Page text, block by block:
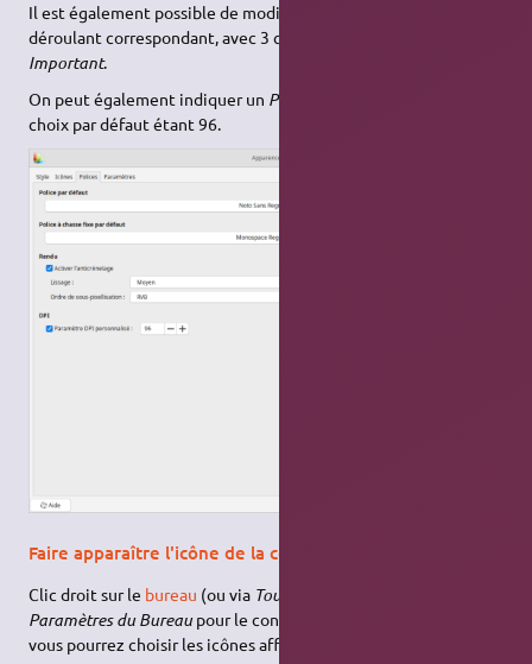
Il est également possible de modifier le
déroulant correspondant, avec 3 choix possibles:
Important.
On peut également indiquer un Paramètre
choix par défaut étant 96.
Faire apparaître l'icône de la corbeille sur le bureau
Clic droit sur le bureau (ou via Tous les paramètres
Paramètres du Bureaupour le configurer. Dans l'onglet
vous pourrez choisir les icônes affichées et leur taille.